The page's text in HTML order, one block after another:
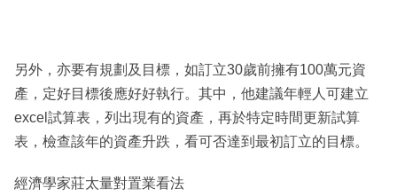
另外，亦要有規劃及目標，如訂立30歲前擁有100萬元資
產，定好目標後應好好執行。其中，他建議年輕人可建立
excel試算表，列出現有的資產，再於特定時間更新試算
表，檢查該年的資產升跌，看可否達到最初訂立的目標。
經濟學家莊太量對置業看法